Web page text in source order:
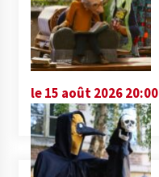
le 15 août 2026 20:00